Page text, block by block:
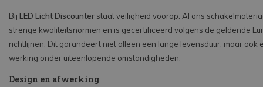
Bij LED Licht Discounter staat veiligheid voorop. Al ons
strenge kwaliteitsnormen en is gecertificeerd volgens de geldende
richtlijnen. Dit garandeert niet alleen een lange levensduur, maar ook
werking onder uiteenlopende omstandigheden.
Design en afwerking